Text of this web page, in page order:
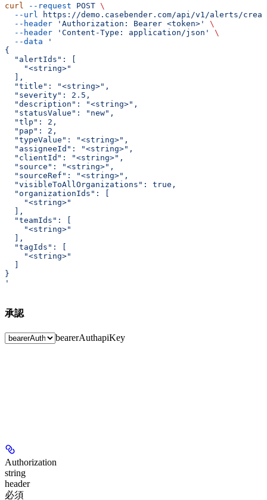
curl --request POST \
  --url
https://demo.casebender.com/api/v1/alerts/
  --header
'Authorization: Bearer <token>'
\
  --header
'Content-Type: application/json'
\
  --data
'
{
  "alertIds": [
    "<string>"
  ],
  "title": "<string>",
  "severity": 2.5,
  "description": "<string>",
  "statusValue": "new",
  "tlp": 2,
  "pap": 2,
  "typeValue": "<string>",
  "assigneeId": "<string>",
  "clientId": "<string>",
  "source": "<string>",
  "sourceRef": "<string>",
  "visibleToAllOrganizations": true,
  "organizationIds": [
    "<string>"
  ],
  "teamIds": [
    "<string>"
  ],
  "tagIds": [
    "<string>"
  ]
}
'
承認
bearerAuthapiKey
Authorization
string
header
必須